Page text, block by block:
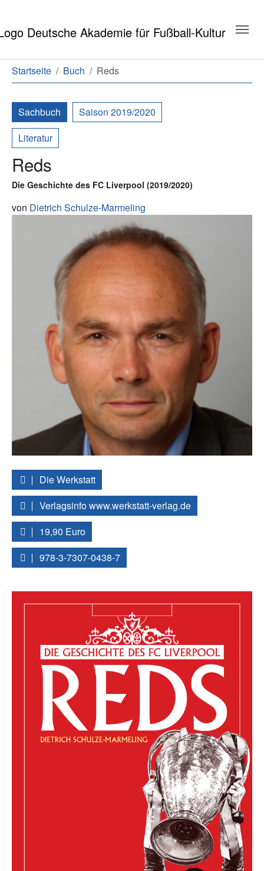
Sie sind hier:
Startseite Buch Reds
Sachbuch
Saison 2019/2020
Literatur
Reds
Die Geschichte des FC Liverpool (2019/2020)
von Dietrich Schulze-Marmeling
Die Werkstatt
Verlagsinfo www.werkstatt-verlag.de
19,90 Euro
978-3-7307-0438-7